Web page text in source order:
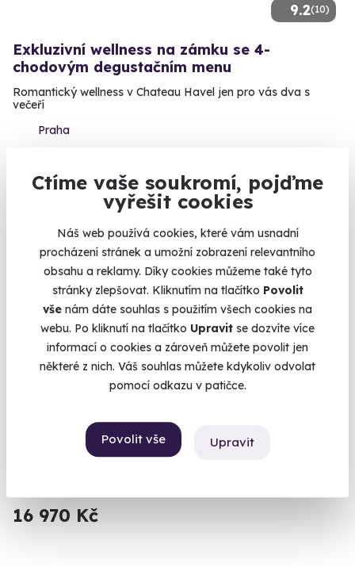
Ctíme vaše soukromí, pojďme
vyřešit cookies
Náš web používá cookies, které vám usnadní
procházení stránek a umožní zobrazení relevantního
obsahu a reklamy. Díky cookies můžeme také tyto
stránky zlepšovat. Kliknutím na tlačítko Povolit
vše nám dáte souhlas s použitím všech cookies na
webu. Po kliknutí na tlačítko Upravit se dozvíte více
informací o cookies a zároveň můžete povolit jen
některé z nich. Váš souhlas můžete kdykoliv odvolat
pomocí odkazu v patičce.
Povolit vše Upravit
9.2(10)
Exkluzivní wellness na zámku se 4-
chodovým degustačním menu
Romantický wellness v Chateau Havel jen pro vás dva s
večeří
Praha
4 180 Kč
10.0
Pod hvězdami vinic si užijte večer plný chutí a skvělého vína.
16 970 Kč